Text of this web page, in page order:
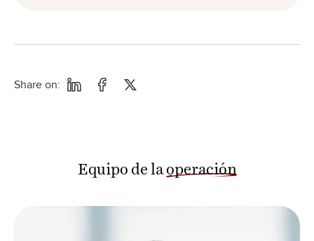
Share on:
Equipo de la operación